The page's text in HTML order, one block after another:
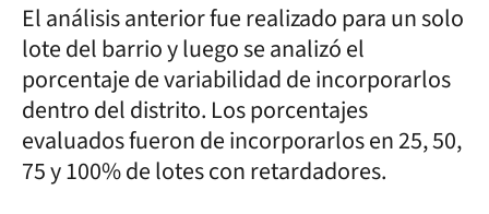
El análisis anterior fue realizado para un solo
lote del barrio y luego se analizó el
porcentaje de variabilidad de incorporarlos
dentro del distrito. Los porcentajes
evaluados fueron de incorporarlos en 25, 50,
75 y 100% de lotes con retardadores.